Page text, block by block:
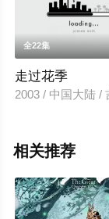
全22集
走过花季
2003 / 中国大陆 /
相关推荐